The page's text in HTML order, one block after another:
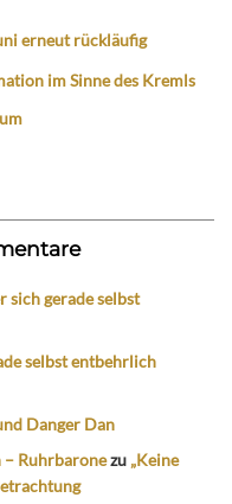
erneut rückläufig
im Sinne des Kremls
sich gerade selbst
selbst entbehrlich
Danger Dan
– Ruhrbaronezu „Keine